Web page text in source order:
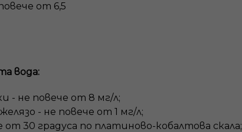
от 6,5
вода:
- не повече от 8 мг/л;
- не повече от 1 мг/л;
30 градуса по платиново-кобалтова скала;